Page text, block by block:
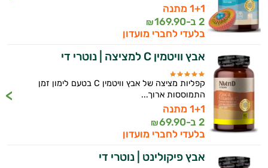
ויטמינים ליפוזומליים
מולטי ויטמינים
1+1 מתנה
2 ב-
169.90
₪
בלעדי לחברי מועדון
אבץ וויטמין C למציצה | נוטרי די
קפליות מציצה של אבץ וויטמין C בטעם לימון זמן
התמוססות ארוך...
1+1 מתנה
2 ב-
69.90
₪
בלעדי לחברי מועדון
אבץ פיקולינט | נוטרי די